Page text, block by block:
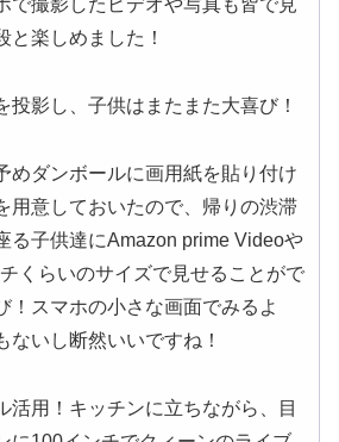
で撮影したビデオや写真も皆で見
と楽しめました！
投影し、子供はまたまた大喜び！
めダンボールに画用紙を貼り付け
用意しておいたので、帰りの渋滞
る子供達にAmazon prime Videoや
くらいのサイズで見せることがで
！スマホの小さな画面でみるよ
ないし断然いいですね！
活用！キッチンに立ちながら、目